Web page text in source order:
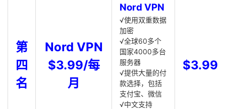
第
四
名
Nord VPN
$3.99/每
月
Nord VPN
√使用双重数据
加密
√全球60多个
国家4000多台
服务器
√提供大量的付
款选择，包括
支付宝、微信
√中文支持
$3.99